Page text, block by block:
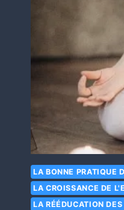
LA BONNE PRATIQUE
LA CROISSANCE DE
LA RÉÉDUCATION